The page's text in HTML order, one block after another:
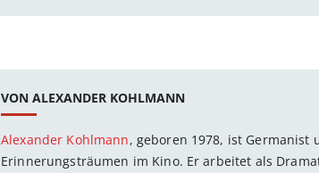
VON ALEXANDER KOHLMANN
Alexander Kohlmann, geboren 1978, ist
Erinnerungsträumen im Kino. Er arbeitet als